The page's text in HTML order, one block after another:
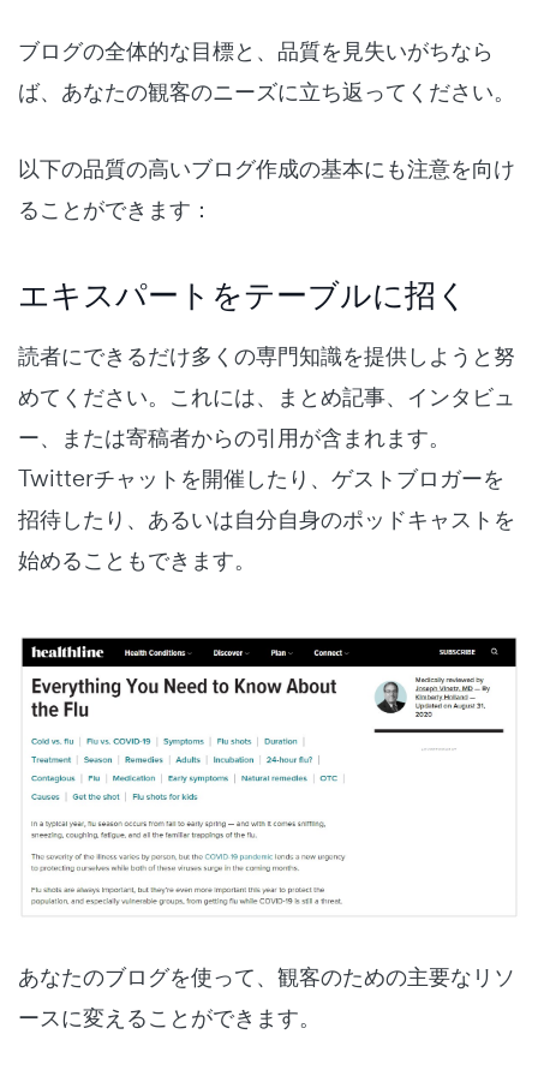
ブログの全体的な目標と、品質を見失いがちなら
ば、あなたの観客のニーズに立ち返ってください。
以下の品質の高いブログ作成の基本にも注意を向け
ることができます：
エキスパートをテーブルに招く
読者にできるだけ多くの専門知識を提供しようと努
めてください。これには、まとめ記事、インタビュ
ー、または寄稿者からの引用が含まれます。
Twitterチャットを開催したり、ゲストブロガーを
招待したり、あるいは自分自身のポッドキャストを
始めることもできます。
あなたのブログを使って、観客のための主要なリソ
ースに変えることができます。